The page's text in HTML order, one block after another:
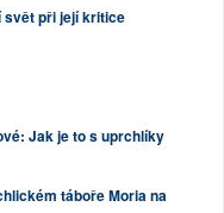
svět při její kritice
Jak je to s uprchlíky
táboře Moria na